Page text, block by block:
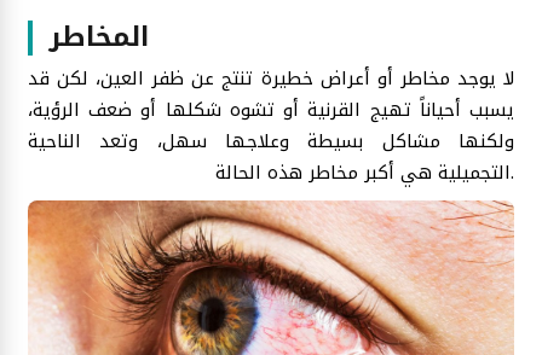
المخاطر
لا يوجد مخاطر أو أعراض خطيرة تنتج عن ظفر العين، لكن قد
يسبب أحياناً تهيج القرنية أو تشوه شكلها أو ضعف الرؤية،
ولكنها مشاكل بسيطة وعلاجها سهل، وتعد الناحية
التجميلية هي أكبر مخاطر هذه الحالة.